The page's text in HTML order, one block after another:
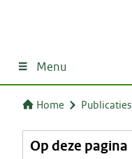
Menu
Home Publicaties
Op deze pagina